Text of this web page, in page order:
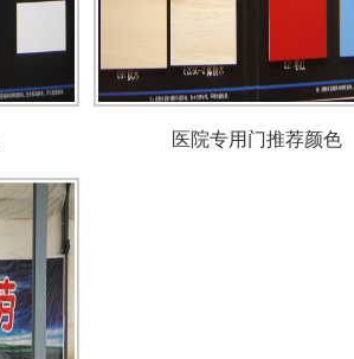
医院专用门推荐颜色